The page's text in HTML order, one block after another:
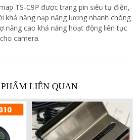
TS-C9P được trang pin siêu tụ điện,
khả năng nạp năng lượng nhanh chóng
nâng cao khả năng hoạt động liên tục
camera.
LIÊN QUAN